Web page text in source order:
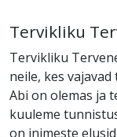
Tervikliku
Tervikliku
neile, kes
Abi on olemas ja
kuuleme
on inimeste